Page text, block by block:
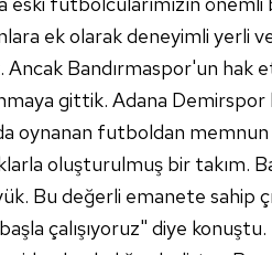
ek olarak deneyimli yerli
Ancak Bandırmaspor'un hak
gittik. Adana Demirspor
oynanan futboldan memnun
oluşturulmuş bir takım.
Bu değerli emanete sahip
çalışıyoruz" diye konuştu.